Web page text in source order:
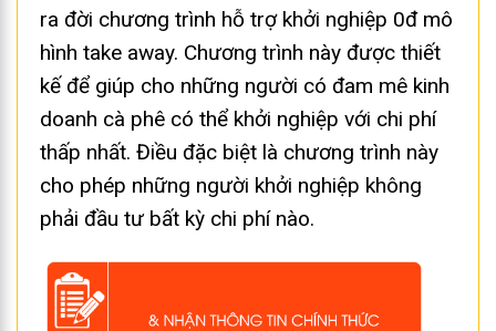
ra đời chương trình hỗ trợ khởi nghiệp 0đ mô
hình take away. Chương trình này được thiết
kế để giúp cho những người có đam mê kinh
doanh cà phê có thể khởi nghiệp với chi phí
thấp nhất. Điều đặc biệt là chương trình này
cho phép những người khởi nghiệp không
phải đầu tư bất kỳ chi phí nào.